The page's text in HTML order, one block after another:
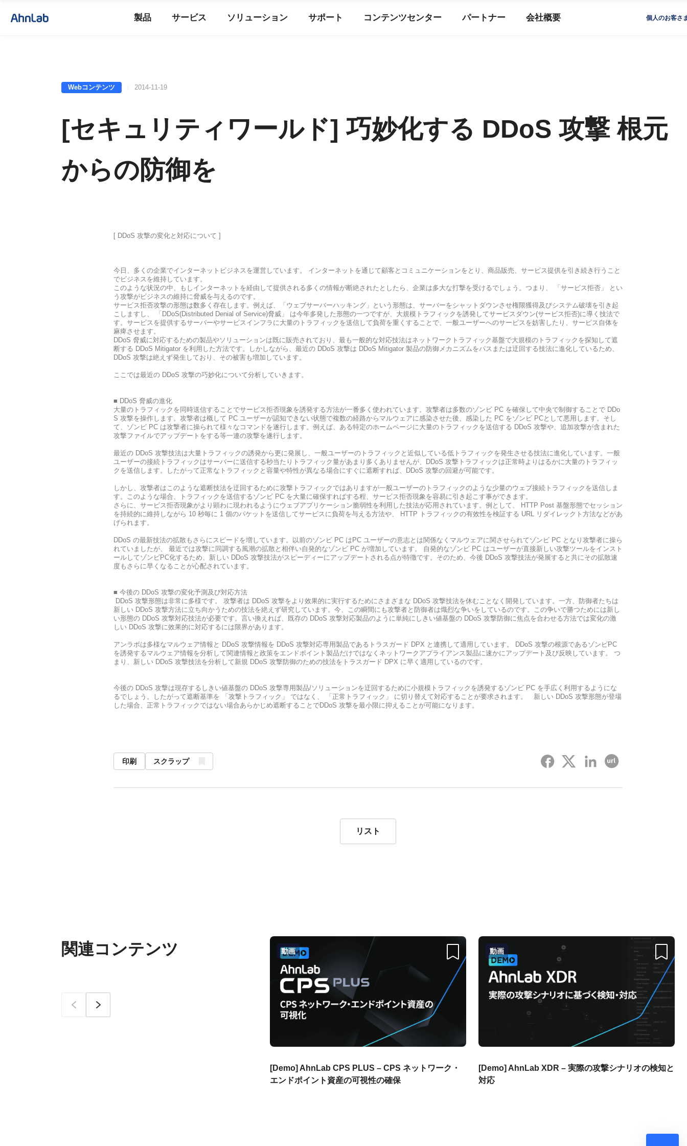
製品 サービス ソリューション サポート コンテンツセンター パートナー 会社概要 個人のお客さ
Webコンテンツ 2014-11-19
[セキュリティワールド] 巧妙化する DDoS 攻撃 根元
からの防御を
[ DDoS 攻撃の変化と対応について ]
今日、多くの企業でインターネットビジネスを運営しています。 インターネットを通じて顧客とコミュニケーションをとり、商品販売、サービス提供を引き続き行うこと
でビジネスを維持しています。
このような状況の中、もしインターネットを経由して提供される多くの情報が断絶されたとしたら、企業は多大な打撃を受けるでしょう。つまり、 「サービス拒否」 とい
う攻撃がビジネスの維持に脅威を与えるのです。
サービス拒否攻撃の形態は数多く存在します。例えば、「ウェブサーバーハッキング」という形態は、サーバーをシャットダウンさせ権限獲得及びシステム破壊を引き起
こしますし、 「DDoS(Distributed Denial of Service)脅威」 は今年多発した形態の一つですが、大規模トラフィックを誘発してサービスダウン(サービス拒否)に導く技法で
す。サービスを提供するサーバーやサービスインフラに大量のトラフィックを送信して負荷を重くすることで、一般ユーザーへのサービスを妨害したり、サービス自体を
麻痺させます。
DDoS 脅威に対応するための製品やソリューションは既に販売されており、最も一般的な対応技法はネットワークトラフィック基盤で大規模のトラフィックを探知して遮
断する DDoS Mitigator を利用した方法です。しかしながら、最近の DDoS 攻撃は DDoS Mitigator 製品の防御メカニズムをパスまたは迂回する技法に進化しているため、
DDoS 攻撃は絶えず発生しており、その被害も増加しています。
ここでは最近の DDoS 攻撃の巧妙化について分析していきます。
■ DDoS 脅威の進化
大量のトラフィックを同時送信することでサービス拒否現象を誘発する方法が一番多く使われています。攻撃者は多数のゾンビ PC を確保して中央で制御することで DDo
S 攻撃を操作します。攻撃者は概して PC ユーザーが認知できない状態で複数の経路からマルウェアに感染させた後、感染した PC をゾンビ PCとして悪用します。そし
て、ゾンビ PC は攻撃者に操られて様々なコマンドを遂行します。例えば、ある特定のホームページに大量のトラフィックを送信する DDoS 攻撃や、追加攻撃が含まれた
攻撃ファイルでアップデートをする等一連の攻撃を遂行します。
最近の DDoS 攻撃技法は大量トラフィックの誘発から更に発展し、一般ユーザーのトラフィックと近似している低トラフィックを発生させる技法に進化しています。一般
ユーザーの接続トラフィックはサーバーに送信する秒当たりトラフィック量があまり多くありませんが、DDoS 攻撃トラフィックは正常時よりはるかに大量のトラフィッ
クを送信します。したがって正常なトラフィックと容量や特性が異なる場合にすぐに遮断すれば、DDoS 攻撃の回避が可能です。
しかし、攻撃者はこのような遮断技法を迂回するために攻撃トラフィックではありますが一般ユーザーのトラフィックのような少量のウェブ接続トラフィックを送信しま
す。このような場合、トラフィックを送信するゾンビ PC を大量に確保すればする程、サービス拒否現象を容易に引き起こす事ができます。
さらに、サービス拒否現象がより顕わに現われるようにウェブアプリケーション脆弱性を利用した技法が応用されています。例として、 HTTP Post 基盤形態でセッション
を持続的に維持しながら 10 秒毎に 1 個のパケットを送信してサービスに負荷を与える方法や、 HTTP トラフィックの有效性を検証する URL リダイレックト方法などがあ
げられます。
DDoS の最新技法の拡散もさらにスピードを増しています。以前のゾンビ PC はPC ユーザーの意志とは関係なくマルウェアに関させられてゾンビ PC となり攻撃者に操ら
れていましたが、 最近では攻撃に同調する風潮の拡散と相伴い自発的なゾンビ PC が増加しています。 自発的なゾンビ PC はユーザーが直接新しい攻撃ツールをインスト
ールしてゾンビPC化するため、新しい DDoS 攻撃技法がスピーディーにアップデートされる点が特徴です。そのため、今後 DDoS 攻撃技法が発展すると共にその拡散速
度もさらに早くなることが心配されています。
■ 今後の DDoS 攻撃の変化予測及び対応方法
DDoS 攻撃形態は非常に多様です。 攻撃者は DDoS 攻撃をより效果的に実行するためにさまざまな DDoS 攻撃技法を休むことなく開発しています。一方、防御者たちは
新しい DDoS 攻撃方法に立ち向かうための技法を絶えず研究しています。今、この瞬間にも攻撃者と防御者は熾烈な争いをしているのです。この争いで勝つためには新し
い形態の DDoS 攻撃対応技法が必要です。言い換えれば、既存の DDoS 攻撃対応製品のように単純にしきい値基盤の DDoS 攻撃防御に焦点を合わせる方法では変化の激
しい DDoS 攻撃に效果的に対応するには限界があります。
アンラボは多様なマルウェア情報と DDoS 攻撃情報を DDoS 攻撃対応専用製品であるトラスガード DPX と連携して適用しています。 DDoS 攻撃の根源であるゾンビPC
を誘発するマルウェア情報を分析して関連情報と政策をエンドポイント製品だけではなくネットワークアプライアンス製品に速かにアップデート及び反映しています。 つ
まり、新しい DDoS 攻撃技法を分析して新規 DDoS 攻撃防御のための技法をトラスガード DPX に早く適用しているのです。
今後の DDoS 攻撃は現存するしきい値基盤の DDoS 攻撃専用製品/ソリューションを迂回するために小規模トラフィックを誘発するゾンビ PC を手広く利用するようにな
るでしょう。したがって遮断基準を 「攻撃トラフィック」 ではなく、 「正常トラフィック」 に切り替えて対応することが要求されます。 新しい DDoS 攻撃形態が登場
した場合、正常トラフィックではない場合あらかじめ遮断することでDDoS 攻撃を最小限に抑えることが可能になります。
印刷 スクラップ 페이스북트위터 링크드인URL をコピーする
リスト
関連コンテンツ 動画
[Demo] AhnLab CPS PLUS – CPS ネットワーク・
エンドポイント資産の可視性の確保
動画
[Demo] AhnLab XDR – 実際の攻撃シナリオの検知と
対応
이전 次へ